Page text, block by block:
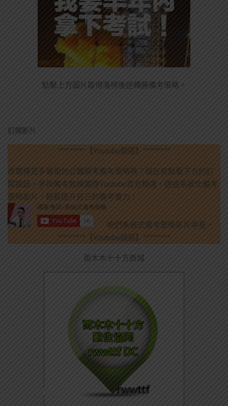
點擊上方圖片取得落榜後逆轉勝備考策略。
訂閱影片
*********【Youtube頻道】*********
想取得更多實用的公職國考備考策略嗎？現在就點擊下方的訂
閱按鈕，參與備考教練團隊Youtube官方頻道，透過系統化備考
策略影片，輕鬆提升自己的備考實力！
咱們系統式備考策略影片中見。
*********【Youtube頻道】*********
雨木木十十方商城